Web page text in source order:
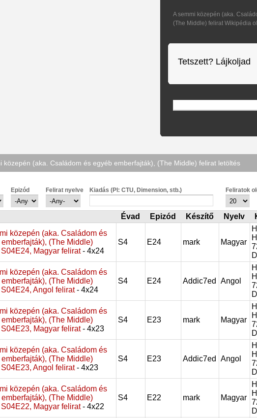
A semmi közepén (aka.
(The Middle) felirat Wikipédia
Tetszett? Lájkoljad
közepén (aka. Családom és egyéb emberfajták), (The Middle) felirat letöltés
Epizód Felirat nyelve Kiadás (Pl: CTU, Dimension, stb.) Feliratok
Évad Epizód Készítő Nyelv
közepén (aka. Családom és
(The Middle)
Magyar felirat- 4x24
S4 E24 mark Magyar
közepén (aka. Családom és
(The Middle)
Angol felirat- 4x24
S4 E24 Addic7ed Angol
közepén (aka. Családom és
(The Middle)
Magyar felirat- 4x23
S4 E23 mark Magyar
közepén (aka. Családom és
(The Middle)
Angol felirat- 4x23
S4 E23 Addic7ed Angol
közepén (aka. Családom és
(The Middle)
Magyar felirat- 4x22
S4 E22 mark Magyar